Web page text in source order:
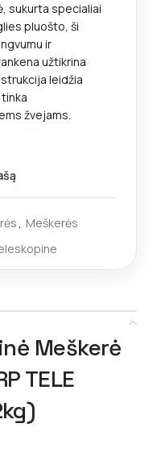
sukurta specialiai
pluošto, ši
ir
užtikrina
leidžia
žvejams.
, Meškerės
Meškerė
TELE